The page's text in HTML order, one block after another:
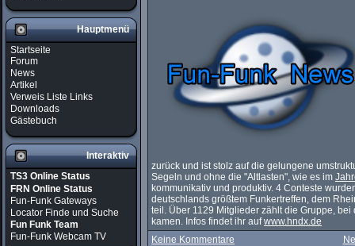
Hauptmenü
Startseite
Forum
News
Artikel
Verweis Liste Links
Downloads
Gästebuch
Interaktiv
TS3 Online Status
FRN Online Status
Fun-Funk Gateways
Locator Finde und Suche
Fun Funk Team
Fun-Funk Webcam TV
zurück und ist stolz auf die gelungene
Segeln und ohne die "Altlasten", wie es im
kommunikativ und produktiv. 4 Conteste
deutschlands größtem Funkertreffen, dem
teil. Über 1129 Mitglieder zählt die Gruppe,
kamen. Infos findet ihr aufwww.hndx.de
Keine Kommentare